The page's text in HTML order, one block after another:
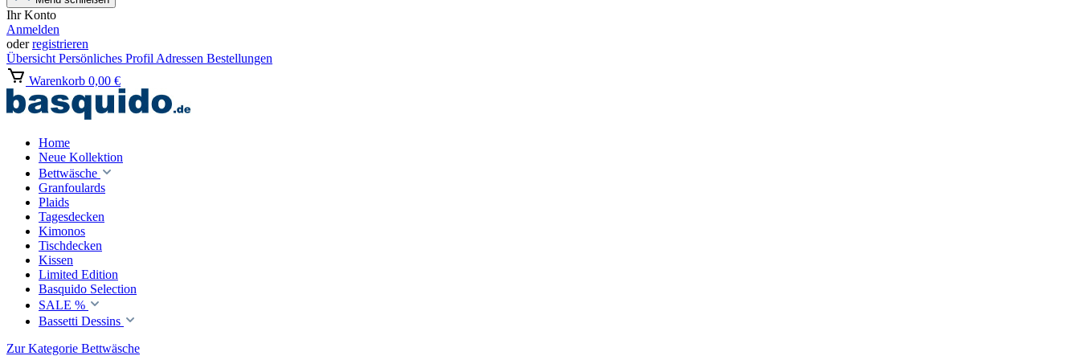
Ihr Konto
Anmelden
oderregistrieren
Übersicht Persönliches Profil Adressen Bestellungen
Warenkorb 0,00 €
Home
Neue Kollektion
Bettwäsche
Granfoulards
Plaids
Tagesdecken
Kimonos
Tischdecken
Kissen
Limited Edition
Basquido Selection
SALE %
Bassetti Dessins
Zur Kategorie Bettwäsche